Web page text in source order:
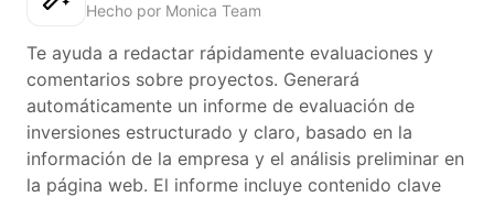
Hecho por Monica Team
Te ayuda a redactar rápidamente evaluaciones y
comentarios sobre proyectos. Generará
automáticamente un informe de evaluación de
inversiones estructurado y claro, basado en la
información de la empresa y el análisis preliminar en
la página web. El informe incluye contenido clave